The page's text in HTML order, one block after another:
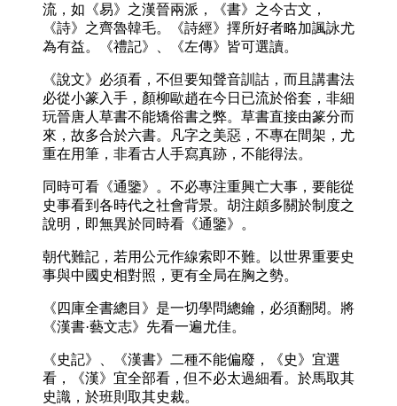
流，如《易》之漢晉兩派，《書》之今古文，
《詩》之齊魯韓毛。《詩經》擇所好者略加諷詠尤
為有益。《禮記》、《左傳》皆可選讀。
《說文》必須看，不但要知聲音訓詁，而且講書法
必從小篆入手，顏柳歐趙在今日已流於俗套，非細
玩晉唐人草書不能矯俗書之弊。草書直接由篆分而
來，故多合於六書。凡字之美惡，不專在間架，尤
重在用筆，非看古人手寫真跡，不能得法。
同時可看《通鑒》。不必專注重興亡大事，要能從
史事看到各時代之社會背景。胡注頗多關於制度之
說明，即無異於同時看《通鑒》。
朝代難記，若用公元作線索即不難。以世界重要史
事與中國史相對照，更有全局在胸之勢。
《四庫全書總目》是一切學問總鑰，必須翻閱。將
《漢書·藝文志》先看一遍尤佳。
《史記》、《漢書》二種不能偏廢，《史》宜選
看，《漢》宜全部看，但不必太過細看。於馬取其
史識，於班則取其史裁。